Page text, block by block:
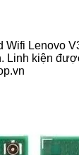
Wifi Lenovo
Linh kiện